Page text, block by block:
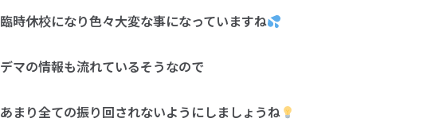
臨時休校になり色々大変な事になっていますね
デマの情報も流れているそうなので
あまり全ての振り回されないようにしましょうね